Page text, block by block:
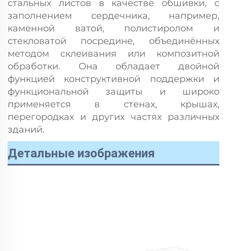
стальных листов в качестве обшивки, с
заполнением сердечника, например,
каменной ватой, полистиролом и
стекловатой посредине, объединённых
методом склеивания или композитной
обработки. Она обладает двойной
функцией конструктивной поддержки и
функциональной защиты и широко
применяется в стенах, крышах,
перегородках и других частях различных
зданий.
Детальные изображения